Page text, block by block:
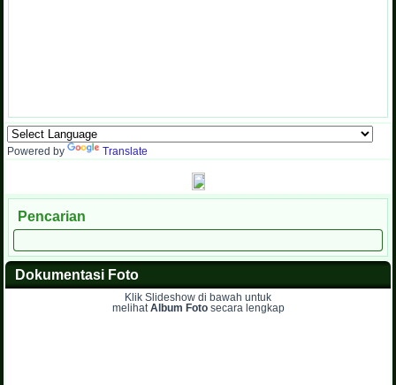
Powered by Translate
Pencarian
Dokumentasi Foto
Klik Slideshow di bawah untuk
melihat Album Fotosecara lengkap